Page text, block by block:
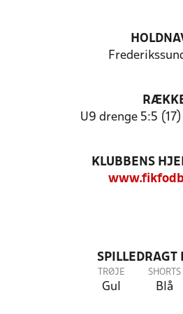
U9 drenge 5:5
KLUBBENS
SPILLEDRAGT
TRØJE
Gul
SHORTS
Blå